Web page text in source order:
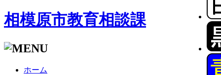
相模原市教育相談課
ホーム